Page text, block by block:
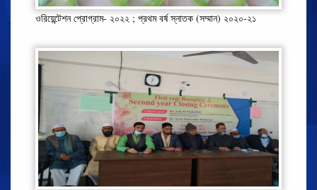
ওরিয়েন্টেশন প্রোগ্রাম- ২০২২ ; প্রথম বর্ষ স্নাতক (সম্মান) ২০২০-২১